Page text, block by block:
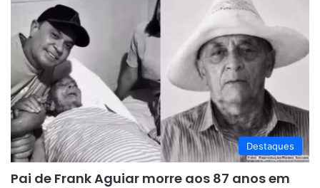
Destaques
Pai de Frank Aguiar morre aos 87 anos em